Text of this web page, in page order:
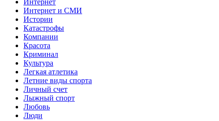
Интернет
Интернет и СМИ
Истории
Катастрофы
Компании
Красота
Криминал
Культура
Легкая атлетика
Летние виды спорта
Личный счет
Лыжный спорт
Любовь
Люди